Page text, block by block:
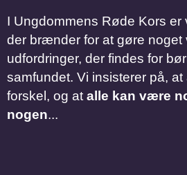
I Ungdommens Røde Kors er
der brænder for at gøre noget
udfordringer, der findes for
samfundet. Vi insisterer på,
forskel, og at alle kan være
nogen...